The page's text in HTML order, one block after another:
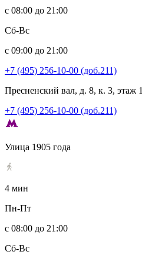
с 08:00 до 21:00
Сб-Вс
с 09:00 до 21:00
+7 (495) 256-10-00 (доб.211)
Пресненский вал, д. 8, к. 3, этаж 1
+7 (495) 256-10-00 (доб.211)
Улица 1905 года
4 мин
Пн-Пт
с 08:00 до 21:00
Сб-Вс